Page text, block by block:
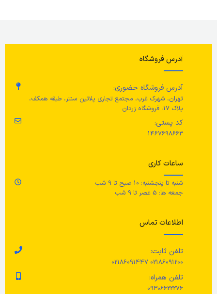
آدرس فروشگاه
آدرس فروشگاه حضوری:
تهران، شهرک غرب، مجتمع تجاری پلاتین سنتر، طبقه همکف،
پلاک 17، فروشگاه زردان
کد پستی:
1467698663
ساعات کاری
شنبه تا پنجشنبه: 10 صبح تا 9 شب
جمعه ها: 5 عصر تا 9 شب
اطلاعات تماس
تلفن ثابت:
02186091200 02186091447
تلفن همراه:
09306622276